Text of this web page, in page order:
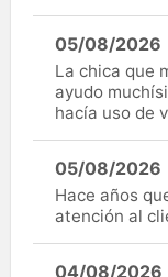
05/08/2026
La chica que
ayudo
hacía uso de
05/08/2026
Hace años
atención al
04/08/2026